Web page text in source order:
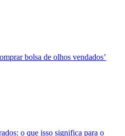
bolsa de olhos vendados’
o que isso significa para o